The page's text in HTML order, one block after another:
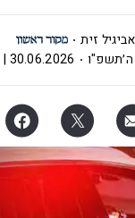
אביגיל זית
ה׳תשפ"ו
30.06.2026 | 09:19